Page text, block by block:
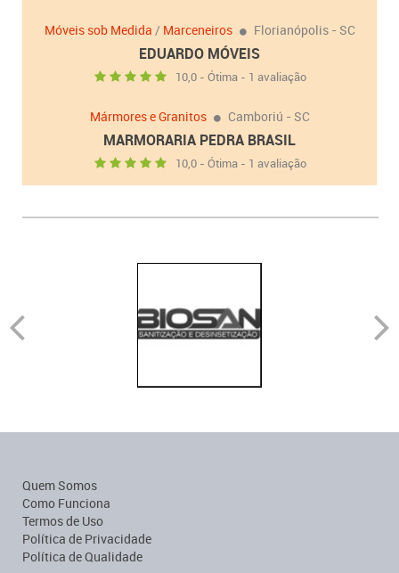
Móveis sob Medida / Marceneiros Florianópolis - SC
EDUARDO MÓVEIS
10,0 - Ótima - 1 avaliação
Mármores e Granitos Camboriú - SC
MARMORARIA PEDRA BRASIL
10,0 - Ótima - 1 avaliação
Quem Somos
Como Funciona
Termos de Uso
Política de Privacidade
Política de Qualidade